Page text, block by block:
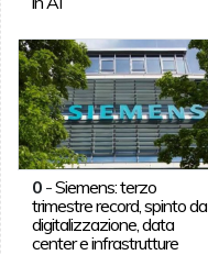
0-Siemens: terzo
trimestre record, spinto da
digitalizzazione, data
center e infrastrutture